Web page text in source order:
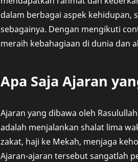
dalam berbagai aspek kehidupan,
sebagainya. Dengan mengikuti
meraih kebahagiaan di dunia dan
Apa Saja Ajaran
Ajaran yang dibawa oleh
adalah menjalankan shalat lima
zakat, haji ke Mekah, menjaga
Ajaran-ajaran tersebut sangatlah